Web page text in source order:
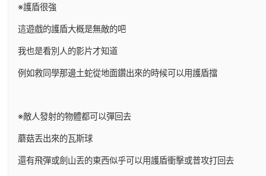
※護盾很強
這遊戲的護盾大概是無敵的吧
我也是看別人的影片才知道
例如救同學那邊土蛇從地面鑽出來的時候可以用護盾擋
※敵人發射的物體都可以彈回去
蘑菇丟出來的瓦斯球
還有飛彈或劍山丟的東西似乎可以用護盾衝擊或普攻打回去